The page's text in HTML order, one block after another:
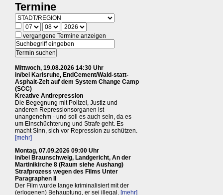
Termine
vergangene Termine anzeigen
Mittwoch, 19.08.2026 14:30 Uhr
in/bei Karlsruhe, EndCement/Wald-statt-
Asphalt-Zelt auf dem System Change Camp
(SCC)
Kreative Antirepression
Die Begegnung mit Polizei, Justiz und
anderen Repressionsorganen ist
unangenehm - und soll es auch sein, da es
um Einschüchterung und Strafe geht. Es
macht Sinn, sich vor Repression zu schützen.
[mehr]
Montag, 07.09.2026 09:00 Uhr
in/bei Braunschweig, Landgericht, An der
Martinikirche 8 (Raum siehe Aushang)
Strafprozess wegen des Films Unter
Paragraphen II
Der Film wurde lange kriminalisiert mit der
(erlogenen) Behauptung, er sei illegal. [mehr]